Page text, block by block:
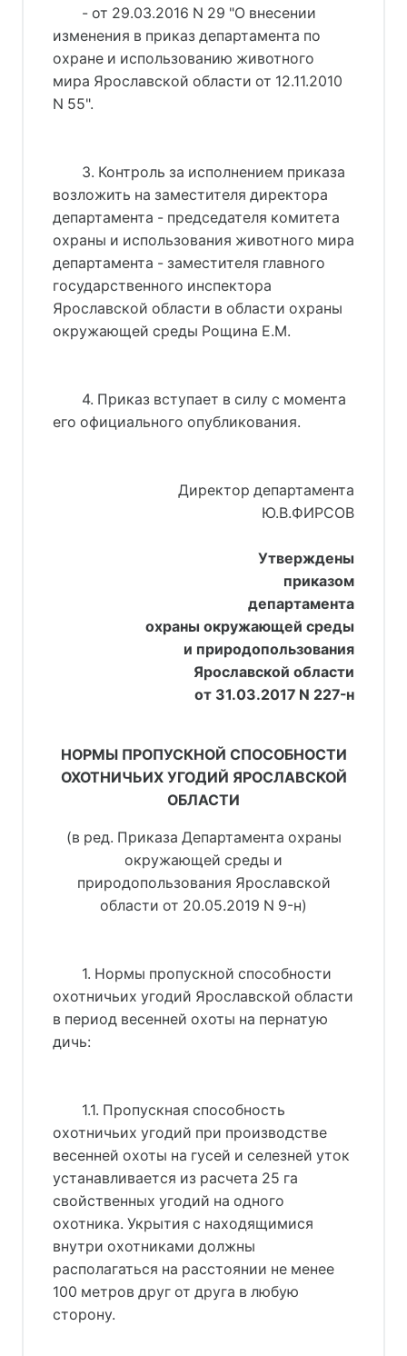
- от 29.03.2016 N 29 "О внесении
изменения в приказ департамента по
охране и использованию животного
мира Ярославской области от 12.11.2010
N 55".
3. Контроль за исполнением приказа
возложить на заместителя директора
департамента - председателя комитета
охраны и использования животного мира
департамента - заместителя главного
государственного инспектора
Ярославской области в области охраны
окружающей среды Рощина Е.М.
4. Приказ вступает в силу с момента
его официального опубликования.
Директор департамента
Ю.В.ФИРСОВ
Утверждены
приказом
департамента
охраны окружающей среды
и природопользования
Ярославской области
от 31.03.2017 N 227-н
НОРМЫ ПРОПУСКНОЙ СПОСОБНОСТИ
ОХОТНИЧЬИХ УГОДИЙ ЯРОСЛАВСКОЙ
ОБЛАСТИ
(в ред. Приказа Департамента охраны
окружающей среды и
природопользования Ярославской
области от 20.05.2019 N 9-н)
1. Нормы пропускной способности
охотничьих угодий Ярославской области
в период весенней охоты на пернатую
дичь:
1.1. Пропускная способность
охотничьих угодий при производстве
весенней охоты на гусей и селезней уток
устанавливается из расчета 25 га
свойственных угодий на одного
охотника. Укрытия с находящимися
внутри охотниками должны
располагаться на расстоянии не менее
100 метров друг от друга в любую
сторону.